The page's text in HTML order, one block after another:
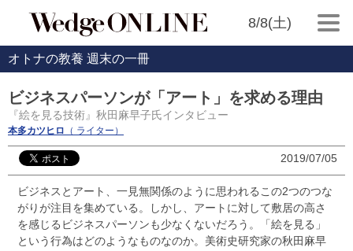
8/8(土)
オトナの教養 週末の一冊
ビジネスパーソンが「アート」を求める理由
『絵を見る技術』秋田麻早子氏インタビュー
本多カツヒロ （ ライター）
2019/07/05
ビジネスとアート、一見無関係のように思われるこの2つのつな
がりが注目を集めている。しかし、アートに対して敷居の高さ
を感じるビジネスパーソンも少なくないだろう。「絵を見る」
という行為はどのようなものなのか。美術史研究家の秋田麻早